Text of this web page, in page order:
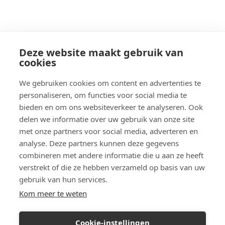
Deze website maakt gebruik van
cookies
We gebruiken cookies om content en advertenties te
personaliseren, om functies voor social media te
bieden en om ons websiteverkeer te analyseren. Ook
delen we informatie over uw gebruik van onze site
met onze partners voor social media, adverteren en
analyse. Deze partners kunnen deze gegevens
combineren met andere informatie die u aan ze heeft
verstrekt of die ze hebben verzameld op basis van uw
gebruik van hun services.
Kom meer te weten
Cookie-instellingen